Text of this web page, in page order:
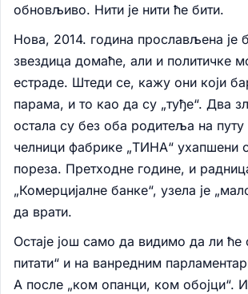
обновљиво. Нити је нити ће бити.
Нова, 2014. година прослављена је
звездица домаће, али и политичке
естраде. Штеди се, кажу они који
парама, и то као да су „туђе“. Два
остала су без оба родитеља на
челници фабрике „ТИНА“ ухапшени
пореза. Претходне године, и
„Комерцијалне банке“, узела је
да врати.
Остаје још само да видимо да ли ће
питати“ и на ванредним
А после „ком опанци, ком обојци“.